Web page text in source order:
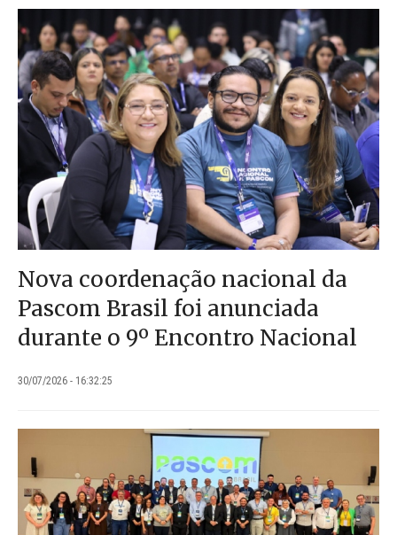
Nova coordenação nacional da
Pascom Brasil foi anunciada
durante o 9º Encontro Nacional
30/07/2026 - 16:32:25